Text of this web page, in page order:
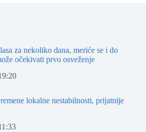
za nekoliko dana, meriće se i do
očekivati prvo osveženje
lokalne nestabilnosti, prijatnije